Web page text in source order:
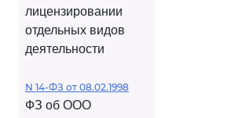
лицензировании
отдельных видов
деятельности
N 14-ФЗ от 08.02.1998
ФЗ об ООО